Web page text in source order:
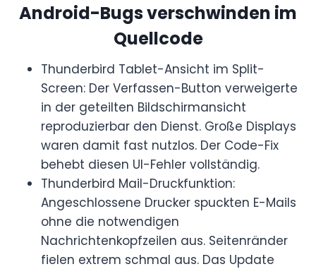
Android-Bugs verschwinden im
Quellcode
Thunderbird Tablet-Ansicht im Split-
Screen: Der Verfassen-Button verweigerte
in der geteilten Bildschirmansicht
reproduzierbar den Dienst. Große Displays
waren damit fast nutzlos. Der Code-Fix
behebt diesen UI-Fehler vollständig.
Thunderbird Mail-Druckfunktion:
Angeschlossene Drucker spuckten E-Mails
ohne die notwendigen
Nachrichtenkopfzeilen aus. Seitenränder
fielen extrem schmal aus. Das Update